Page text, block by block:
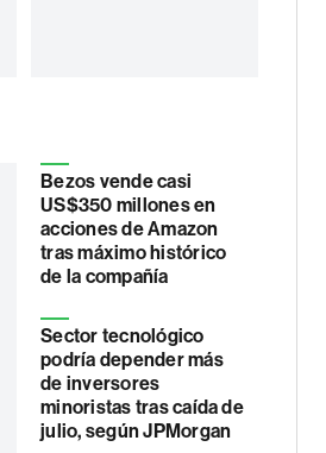
Bezos vende casi
US$350 millones en
acciones de Amazon
tras máximo histórico
de la compañía
Sector tecnológico
podría depender más
de inversores
minoristas tras caída de
julio, según JPMorgan